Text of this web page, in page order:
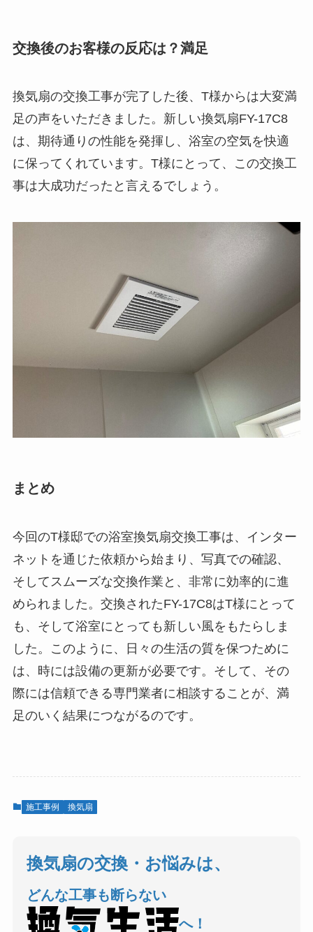
交換後のお客様の反応は？満足
換気扇の交換工事が完了した後、T様からは大変満
足の声をいただきました。新しい換気扇FY-17C8
は、期待通りの性能を発揮し、浴室の空気を快適
に保ってくれています。T様にとって、この交換工
事は大成功だったと言えるでしょう。
まとめ
今回のT様邸での浴室換気扇交換工事は、インター
ネットを通じた依頼から始まり、写真での確認、
そしてスムーズな交換作業と、非常に効率的に進
められました。交換されたFY-17C8はT様にとって
も、そして浴室にとっても新しい風をもたらしま
した。このように、日々の生活の質を保つために
は、時には設備の更新が必要です。そして、その
際には信頼できる専門業者に相談することが、満
足のいく結果につながるのです。
施工事例 換気扇
換気扇の交換・お悩みは、
どんな工事も断らない
へ！